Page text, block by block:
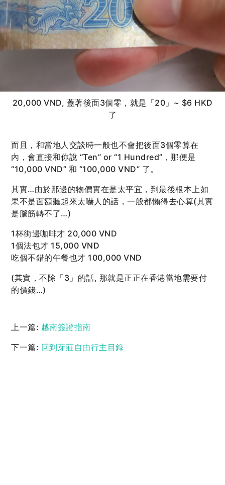
20,000 VND, 蓋著後面3個零，就是「20」~ $6 HKD
了
而且，和當地人交談時一般也不會把後面3個零算在
內，會直接和你說 “Ten” or “1 Hundred”，那便是
“10,000 VND” 和 “100,000 VND” 了。
其實…由於那邊的物價實在是太平宜，到最後根本上如
果不是面額聽起來太嚇人的話，一般都懶得去心算(其實
是腦筋轉不了…)
1杯街邊咖啡才 20,000 VND
1個法包才 15,000 VND
吃個不錯的午餐也才 100,000 VND
(其實，不除「3」的話, 那就是正正在香港當地需要付
的價錢…)
上一篇: 越南簽證指南
下一篇: 回到芽莊自由行主目錄